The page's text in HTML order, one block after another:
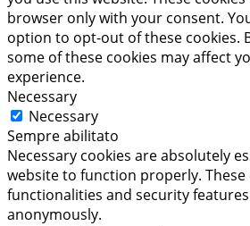
browser only with your consent.
option to opt-out of these cookies.
some of these cookies may affect
experience.
Necessary
Necessary
Sempre abilitato
Necessary cookies are absolutely
website to function properly. These
functionalities and security
anonymously.